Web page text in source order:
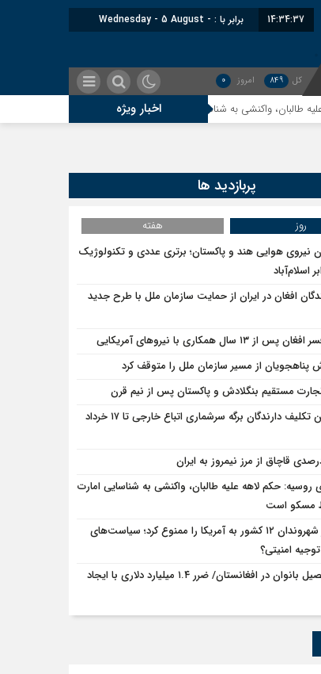
14:34:38
برابر با : Wednesday - 5 August -
کل 849 امروز 0
اخبار ویژه
واکنشی به شناسایی امارت اسلامی توسط مسکو است
پربازدید ها
روز
هفته
نیروی هوایی هند و پاکستان؛ برتری عددی و تکنولوژیک
اسلام‌آباد
افغان در ایران از حمایت سازمان ملل با طرح جدید
سال همکاری با نیروهای آمریکایی
پناهجویان از مسیر سازمان ملل را متوقف کرد
مستقیم بنگلادش و پاکستان پس از نیم قرن
مهلت تعیین تکلیف دارندگان برگه سرشماری اتباع خارجی تا ۱۷ خرداد
روسیه: حکم لاهه علیه طالبان، واکنشی به شناسایی امارت
مسکو است
ترامپ سفر شهروندان ۱۲ کشور به آمریکا را ممنوع کرد؛ سیاست‌های
توجیه امنیتی؟
اهمیت تحصیل بانوان در افغانستان/ ضرر ۱.۴ میلیارد دلاری با ایجاد